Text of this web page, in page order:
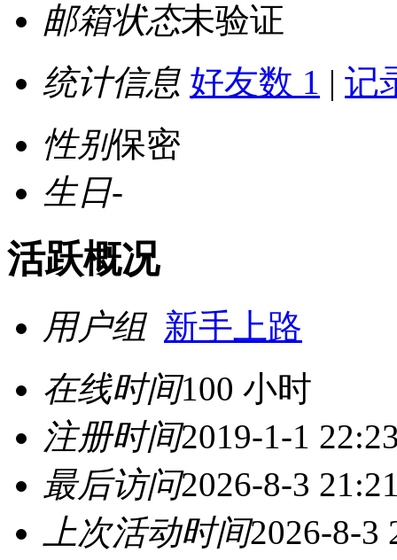
邮箱状态未验证
统计信息 好友数 1 | 记
性别保密
生日-
活跃概况
用户组 新手上路
在线时间100 小时
注册时间2019-1-1
最后访问2026-8-3
上次活动时间2026-8-3